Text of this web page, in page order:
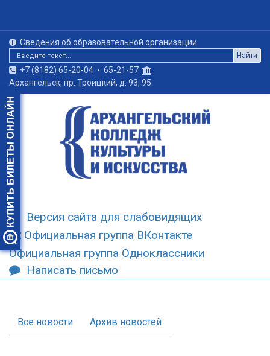
Сведения об образовательной организации
Найти
+7 (8182) 65-20-04 • 65-21-57
Архангельск, пр. Троицкий, д. 93, 95
Версия сайта для слабовидящих
Официальная группа ВКонтакте
Официальная группа Одноклассники
Написать письмо
Все новости Архив новостей